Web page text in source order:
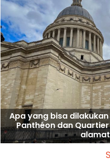
Apa yang bisa
Panthéon dan